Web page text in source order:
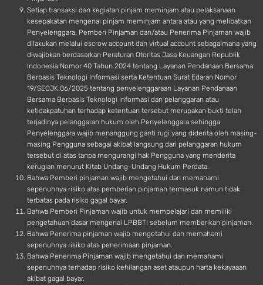
Setiap transaksi dan kegiatan pinjam meminjam atau pelaksanaan
kesepakatan mengenai pinjam meminjam antara atau yang melibatkan
Penyelenggara, Pemberi Pinjaman dan/atau Penerima Pinjaman wajib
dilakukan melalui escrow account dan virtual account sebagaimana yang
diwajibkan berdasarkan Peraturan Otoritas Jasa Keuangan Republik
Indonesia Nomor 40 Tahun 2024 tentang Layanan Pendanaan Bersama
Berbasis Teknologi Informasi serta Ketentuan Surat Edaran Nomor
19/SEOJK.06/2025 tentang penyelenggaraan Layanan Pendanaan
Bersama Berbasis Teknologi Informasi dan pelanggaran atau
ketidakpatuhan terhadap ketentuan tersebut merupakan bukti telah
terjadinya pelanggaran hukum oleh Penyelenggara sehingga
Penyelenggara wajib menanggung ganti rugi yang diderita oleh masing-
masing Pengguna sebagai akibat langsung dari pelanggaran hukum
tersebut di atas tanpa mengurangi hak Pengguna yang menderita
kerugian menurut Kitab Undang-Undang Hukum Perdata.
Bahwa Pemberi pinjaman wajib mengetahui dan memahami
sepenuhnya risiko atas pemberian pinjaman termasuk namun tidak
terbatas pada risiko gagal bayar.
Bahwa Pemberi Pinjaman wajib untuk mempelajari dan memiliki
pengetahuan dasar mengenai LPBBTI sebelum memberikan pinjaman.
Bahwa Penerima pinjaman wajib mengetahui dan memahami
sepenuhnya risiko atas penerimaan pinjaman.
Bahwa Penerima Pinjaman wajib mengetahui dan memahami
sepenuhnya terhadap risiko kehilangan aset ataupun harta kekayaaan
akibat gagal bayar.